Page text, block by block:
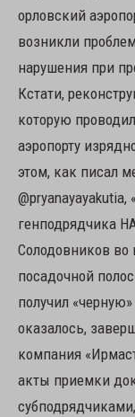
орловский
возникли
нарушения при
Кстати,
которую
аэропорту
этом, как писал
генподрядчика
Солодовников во
посадочной
получил
оказалось,
компания
акты приемки